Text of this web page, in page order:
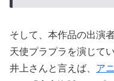
そして、本作品の出演
天使プラプラを演じて
井上さんと言えば、 ア